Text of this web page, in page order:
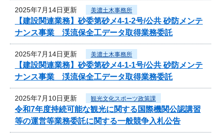
2025年7月14日更新 美濃土木事務所
【建設関連業務】砂委第砂メ4-1-2号/公共 砂防メンテ
ナンス事業 渓流保全工データ取得業務委託
2025年7月14日更新 美濃土木事務所
【建設関連業務】砂委第砂メ4-1-1号/公共 砂防メンテ
ナンス事業 渓流保全工データ取得業務委託
2025年7月10日更新 観光文化スポーツ政策課
令和7年度持続可能な観光に関する国際機関公認講習
等の運営等業務委託に関する一般競争入札公告